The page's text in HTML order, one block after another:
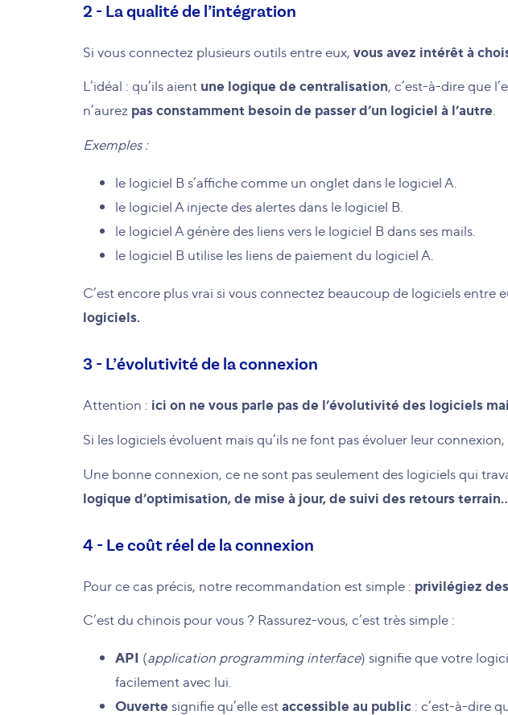
2 - La qualité de l’intégration
Si vous connectez plusieurs outils entre eux, vous avez intérêt à
L’idéal : qu’ils aient une logique de centralisation, c’est-à-dire que
n’aurez pas constamment besoin de passer d’un logiciel à l’autre.
Exemples :
le logiciel B s’affiche comme un onglet dans le logiciel A.
le logiciel A injecte des alertes dans le logiciel B.
le logiciel A génère des liens vers le logiciel B dans ses mails.
le logiciel B utilise les liens de paiement du logiciel A.
C’est encore plus vrai si vous connectez beaucoup de logiciels entre
logiciels.
3 - L’évolutivité de la connexion
Attention : ici on ne vous parle pas de l’évolutivité des logiciels
Si les logiciels évoluent mais qu’ils ne font pas évoluer leur
Une bonne connexion, ce ne sont pas seulement des logiciels qui
logique d’optimisation, de mise à jour, de suivi des retours
4 - Le coût réel de la connexion
Pour ce cas précis, notre recommandation est simple : privilégiez
C’est du chinois pour vous ? Rassurez-vous, c’est très simple :
API (application programming interface) signifie que votre
facilement avec lui.
Ouverte signifie qu’elle est accessible au public: c’est-à-dire